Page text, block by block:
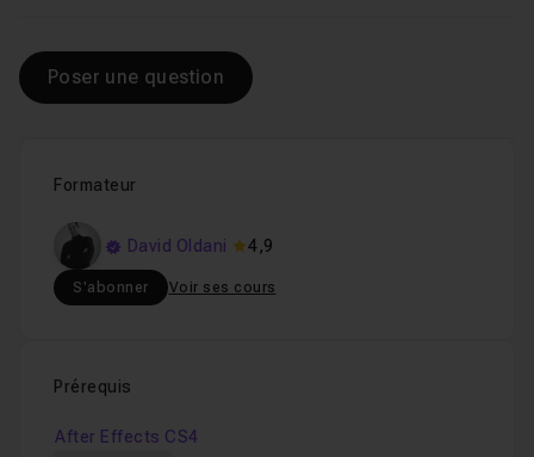
Formateur
David Oldani 4,9
S'abonner Voir ses cours
Prérequis
After Effects CS4
Poser une question